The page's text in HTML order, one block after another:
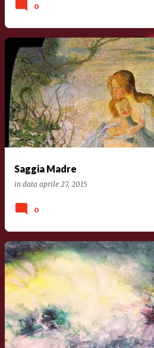
0
Saggia Madre
in data aprile 27, 2015
0